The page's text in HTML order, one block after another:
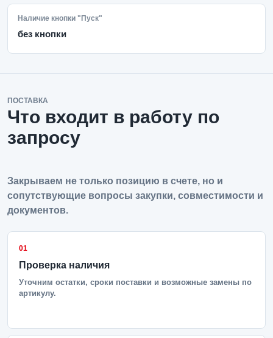
Наличие кнопки "Пуск"
без кнопки
ПОСТАВКА
Что входит в работу по
запросу
Закрываем не только позицию в счете, но и
сопутствующие вопросы закупки, совместимости и
документов.
01
Проверка наличия
Уточним остатки, сроки поставки и возможные замены по
артикулу.